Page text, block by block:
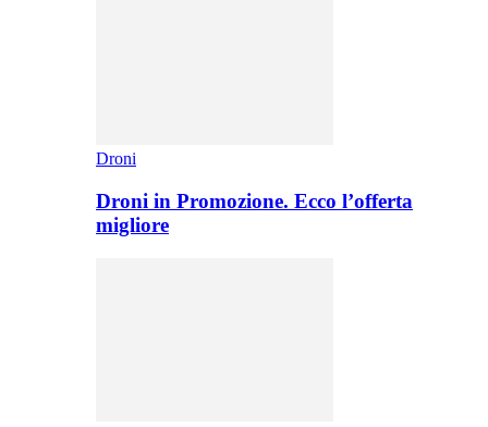
Droni
Droni in Promozione. Ecco l’offerta
migliore